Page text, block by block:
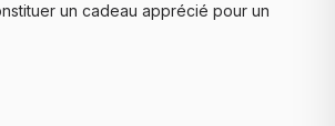
un cadeau apprécié pour un